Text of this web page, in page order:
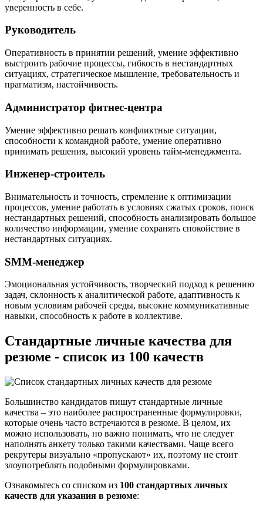
уверенность в себе.
Руководитель
Оперативность в принятии решений, умение эффективно
выстроить рабочие процессы, гибкость в нестандартных
ситуациях, стратегическое мышление, требовательность и
прагматизм, настойчивость.
Администратор фитнес-центра
Умение эффективно решать конфликтные ситуации,
способности к командной работе, умение оперативно
принимать решения, высокий уровень тайм-менеджмента.
Инженер-строитель
Внимательность и точность, стремление к оптимизации
процессов, умение работать в условиях сжатых сроков, поиск
нестандартных решений, способность анализировать большое
количество информации, умение сохранять спокойствие в
нестандартных ситуациях.
SMM-менеджер
Эмоциональная устойчивость, творческий подход к решению
задач, склонность к аналитической работе, адаптивность к
новым условиям рабочей среды, высокие коммуникативные
навыки, способность к работе в коллективе.
Стандартные личные качества для
резюме - список из 100 качеств
Большинство кандидатов пишут стандартные личные
качества – это наиболее распространенные формулировки,
которые очень часто встречаются в резюме. В целом, их
можно использовать, но важно понимать, что не следует
наполнять анкету только такими качествами. Чаще всего
рекрутеры визуально «пропускают» их, поэтому не стоит
злоупотреблять подобными формулировками.
Ознакомьтесь со списком из 100 стандартных личных
качеств для указания в резюме: